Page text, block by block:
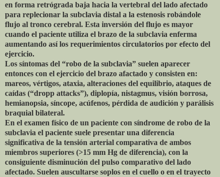
en forma retrógrada baja hacia la vertebral del lado afectado
para replecionar la subclavia distal a la estenosis robándole
flujo al tronco cerebral. Esta inversión del flujo es mayor
cuando el paciente utiliza el brazo de la subclavia enferma
aumentando así los requerimientos circulatorios por efecto del
ejercicio.
Los síntomas del “robo de la subclavia” suelen aparecer
entonces con el ejercicio del brazo afactado y consisten en:
mareos, vértigos, ataxia, alteraciones del equilibrio, ataques de
caídas (“dropp attacks”), diplopía, nistagmus, visión borrosa,
hemianopsia, síncope, acúfenos, pérdida de audición y parálisis
braquial bilateral.
En el examen físico de un paciente con síndrome de robo de la
subclavia el paciente suele presentar una diferencia
significativa de la tensión arterial comparativa de ambos
miembros superiores (>15 mm Hg de diferencia), con la
consiguiente disminución del pulso comparativo del lado
afectado. Suelen auscultarse soplos en el cuello o en el trayecto